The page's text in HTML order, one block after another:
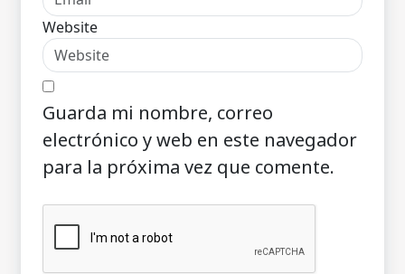
Website
Guarda mi nombre, correo
electrónico y web en este navegador
para la próxima vez que comente.